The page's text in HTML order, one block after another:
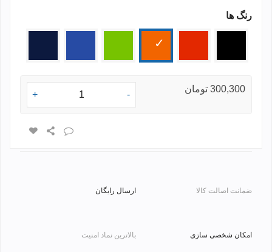
ادامه مطلب +
رنگ ها
300,300 تومان
-
+
ضمانت اصالت کالا ارسال رایگان
امکان شخصی سازی بالاترین نماد امنیت